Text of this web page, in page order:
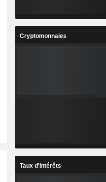
Cryptomonnaies
Taux d'Intérêts